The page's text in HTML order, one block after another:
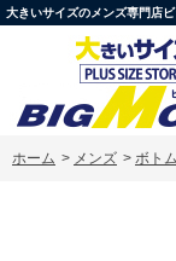
大きいサイズのメンズ専門店
ホーム > メンズ > ボト